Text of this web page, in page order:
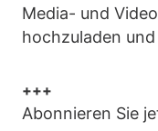
Media- und
hochzuladen
+++
Abonnieren Sie